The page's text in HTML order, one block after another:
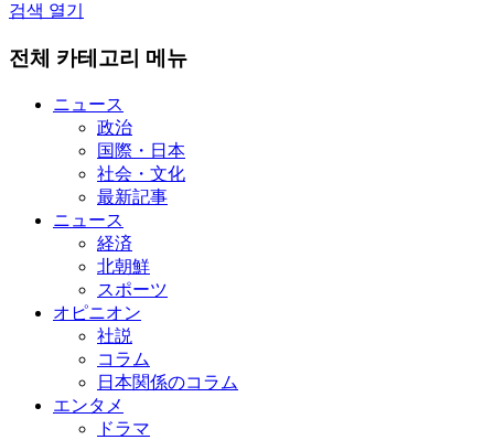
검색 열기
전체 카테고리 메뉴
ニュース
政治
国際・日本
社会・文化
最新記事
ニュース
経済
北朝鮮
スポーツ
オピニオン
社説
コラム
日本関係のコラム
エンタメ
ドラマ